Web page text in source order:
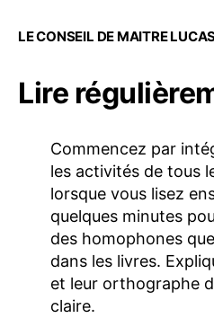
LE CONSEIL DE MAITRE
Lire
Commencez par
les activités de tous
lorsque vous lisez
quelques minutes
des homophones
dans les livres.
et leur orthographe
claire.